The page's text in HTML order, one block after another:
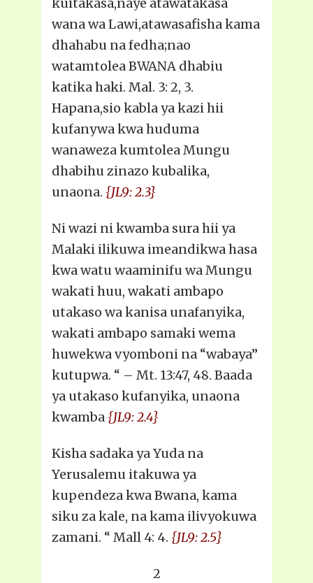
kuitakasa,naye atawatakasa
wana wa Lawi,atawasafisha kama
dhahabu na fedha;nao
watamtolea BWANA dhabiu
katika haki. Mal. 3: 2, 3.
Hapana,sio kabla ya kazi hii
kufanywa kwa huduma
wanaweza kumtolea Mungu
dhabihu zinazo kubalika,
unaona. {JL9: 2.3}
Ni wazi ni kwamba sura hii ya
Malaki ilikuwa imeandikwa hasa
kwa watu waaminifu wa Mungu
wakati huu, wakati ambapo
utakaso wa kanisa unafanyika,
wakati ambapo samaki wema
huwekwa vyomboni na “wabaya”
kutupwa. “ – Mt. 13:47, 48. Baada
ya utakaso kufanyika, unaona
kwamba {JL9: 2.4}
Kisha sadaka ya Yuda na
Yerusalemu itakuwa ya
kupendeza kwa Bwana, kama
siku za kale, na kama ilivyokuwa
zamani. “ Mall 4: 4. {JL9: 2.5}
2